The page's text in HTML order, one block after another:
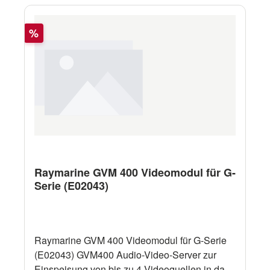
Rabatt
%
Raymarine GVM 400 Videomodul für G-
Serie (E02043)
Raymarine GVM 400 Videomodul für G-Serie
(E02043) GVM400 Audio-Video-Server zur